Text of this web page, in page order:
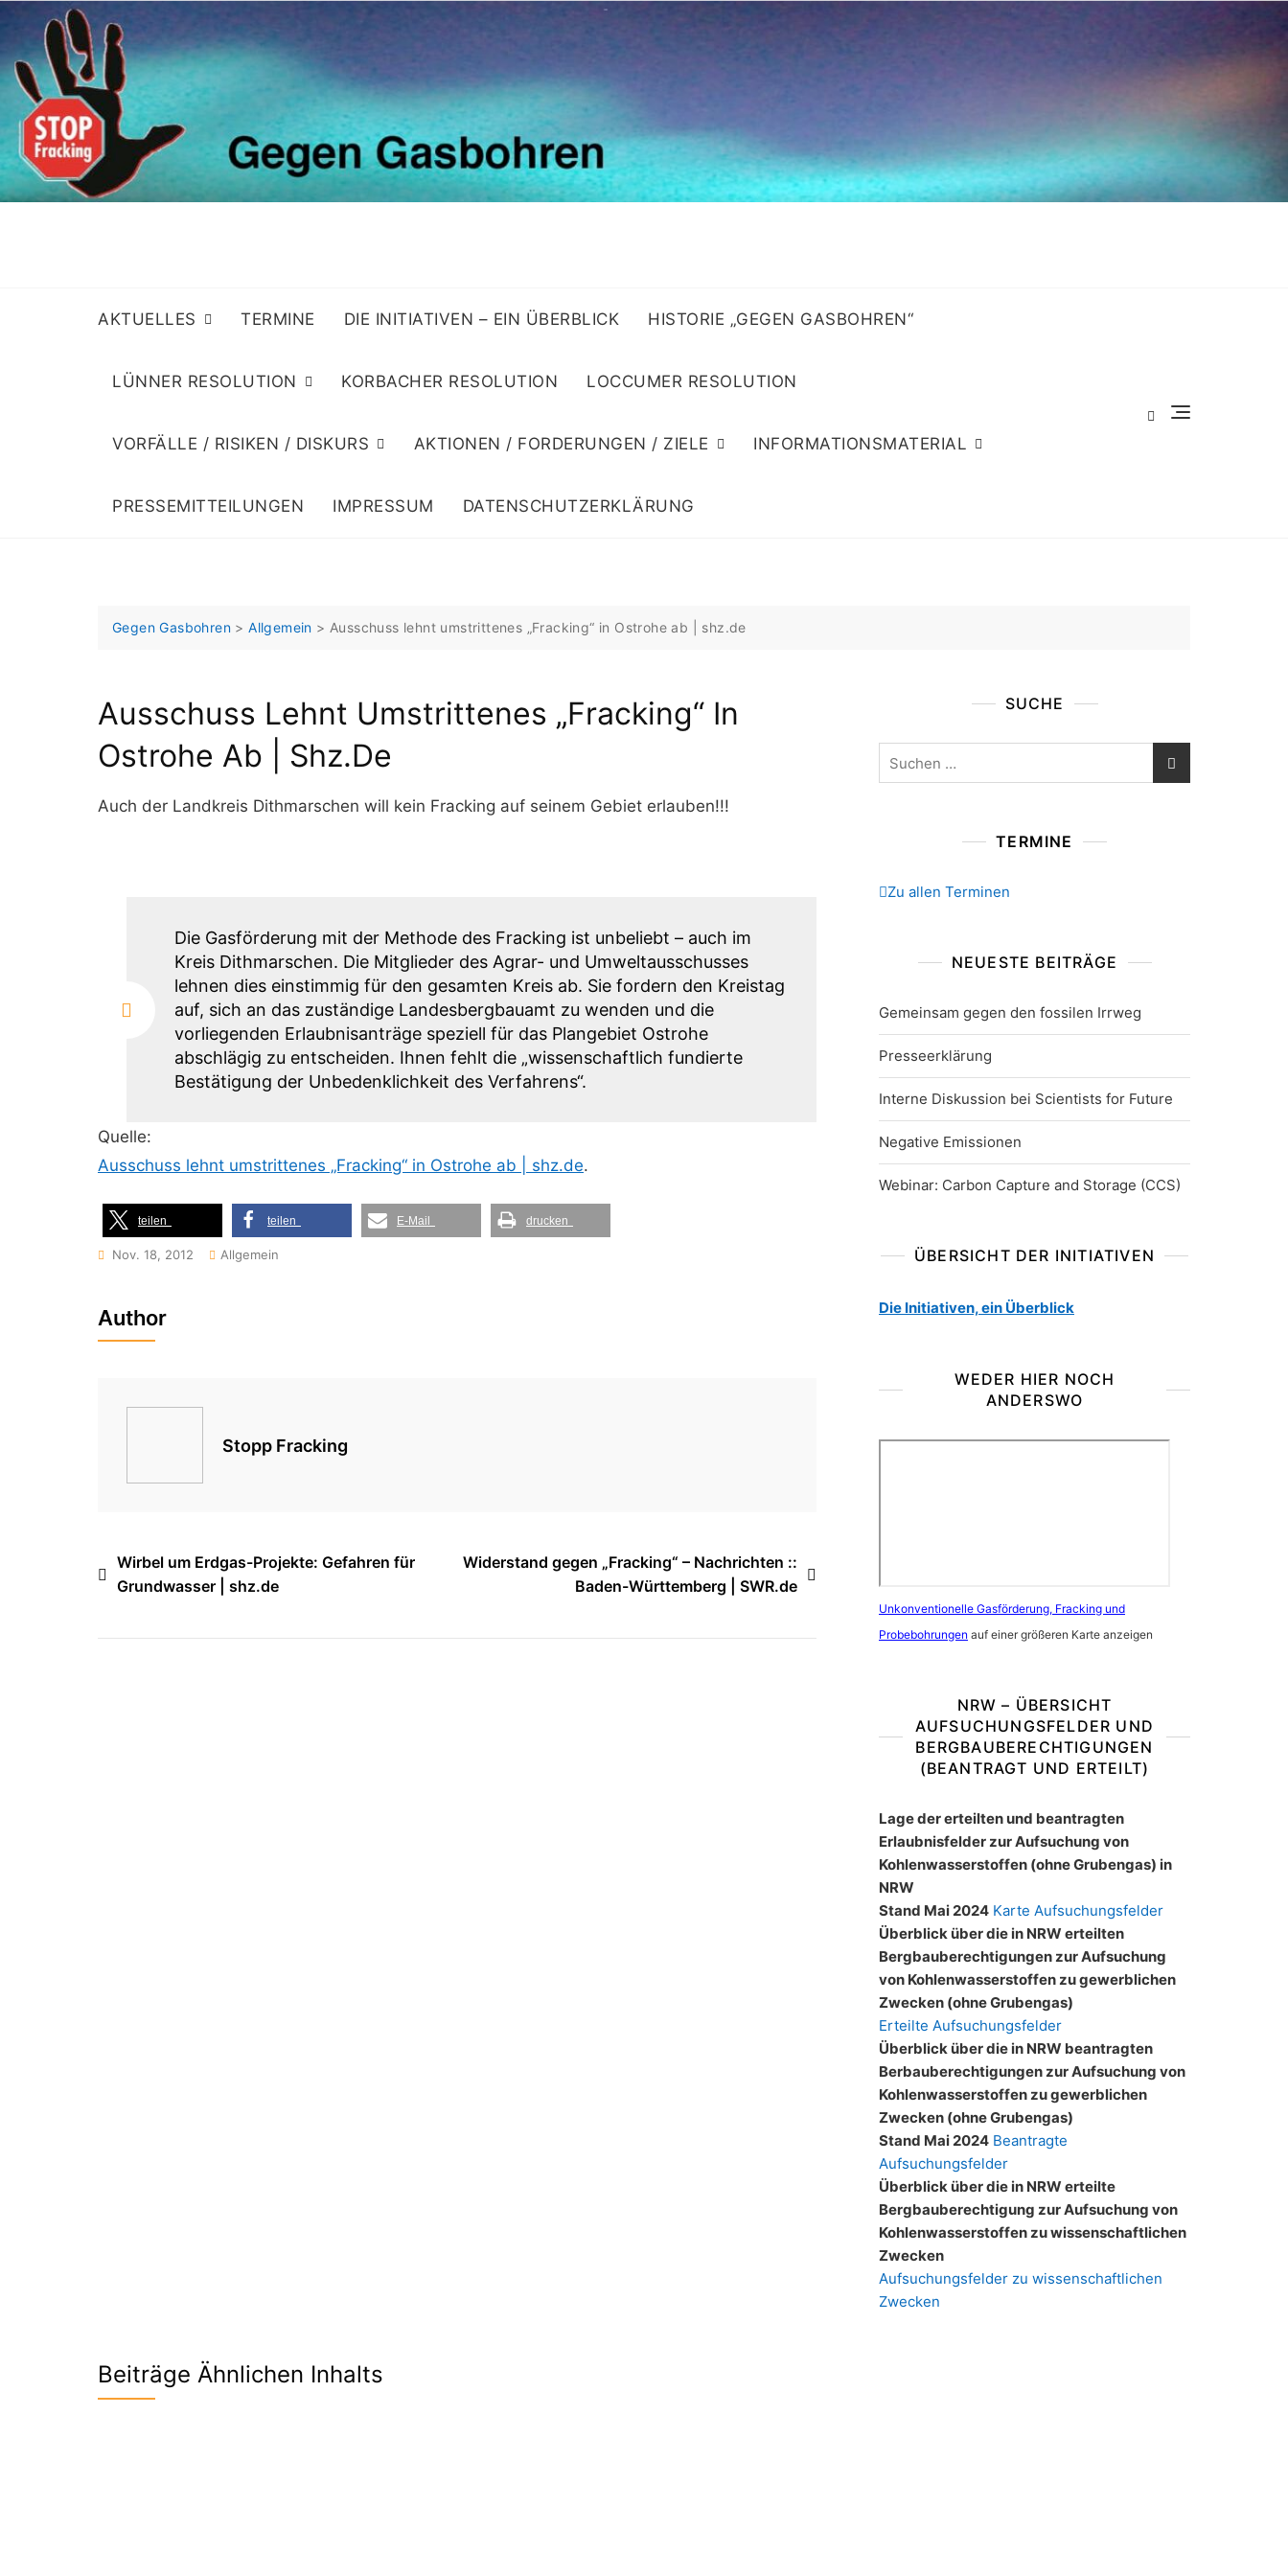
content
AKTUELLES TERMINE DIE INITIATIVEN – EIN ÜBERBLICK HISTORIE „GEGEN GASBOHREN“
LÜNNER RESOLUTION KORBACHER RESOLUTION LOCCUMER RESOLUTION
VORFÄLLE / RISIKEN / DISKURS AKTIONEN / FORDERUNGEN / ZIELE INFORMATIONSMATERIAL
PRESSEMITTEILUNGEN IMPRESSUM DATENSCHUTZERKLÄRUNG
Gegen Gasbohren >Allgemein > Ausschuss lehnt umstrittenes „Fracking“ in Ostrohe ab | shz.de
Ausschuss Lehnt Umstrittenes „Fracking“ In
Ostrohe Ab | Shz.de
Auch der Landkreis Dithmarschen will kein Fracking auf seinem Gebiet erlauben!!!
Die Gasförderung mit der Methode des Fracking ist unbeliebt – auch im
Kreis Dithmarschen. Die Mitglieder des Agrar- und Umweltausschusses
lehnen dies einstimmig für den gesamten Kreis ab. Sie fordern den Kreistag
auf, sich an das zuständige Landesbergbauamt zu wenden und die
vorliegenden Erlaubnisanträge speziell für das Plangebiet Ostrohe
abschlägig zu entscheiden. Ihnen fehlt die „wissenschaftlich fundierte
Bestätigung der Unbedenklichkeit des Verfahrens“.
Quelle:
Ausschuss lehnt umstrittenes „Fracking“ in Ostrohe ab | shz.de.
teilen teilen E-Mail drucken
Nov. 18, 2012 Allgemein
Author
Stopp Fracking
Beitragsnavigation
Wirbel um Erdgas-Projekte: Gefahren für
Grundwasser | shz.de
Widerstand gegen „Fracking“ – Nachrichten ::
Baden-Württemberg | SWR.de
SUCHE
TERMINE
Zu allen Terminen
NEUESTE BEITRÄGE
Gemeinsam gegen den fossilen Irrweg
Presseerklärung
Interne Diskussion bei Scientists for Future
Negative Emissionen
Webinar: Carbon Capture and Storage (CCS)
ÜBERSICHT DER INITIATIVEN
Die Initiativen, ein Überblick
WEDER HIER NOCH
ANDERSWO
Unkonventionelle Gasförderung, Fracking und
Probebohrungen auf einer größeren Karte anzeigen
NRW – ÜBERSICHT
AUFSUCHUNGSFELDER UND
BERGBAUBERECHTIGUNGEN
(BEANTRAGT UND ERTEILT)
Lage der erteilten und beantragten
Erlaubnisfelder zur Aufsuchung von
Kohlenwasserstoffen (ohne Grubengas) in
NRW
Stand Mai 2024 Karte Aufsuchungsfelder
Überblick über die in NRW erteilten
Bergbauberechtigungen zur Aufsuchung
von Kohlenwasserstoffen zu gewerblichen
Zwecken (ohne Grubengas)
Erteilte Aufsuchungsfelder
Überblick über die in NRW beantragten
Berbauberechtigungen zur Aufsuchung von
Kohlenwasserstoffen zu gewerblichen
Zwecken (ohne Grubengas)
Stand Mai 2024 Beantragte
Aufsuchungsfelder
Überblick über die in NRW erteilte
Bergbauberechtigung zur Aufsuchung von
Kohlenwasserstoffen zu wissenschaftlichen
Zwecken
Aufsuchungsfelder zu wissenschaftlichen
Zwecken
Beiträge Ähnlichen Inhalts